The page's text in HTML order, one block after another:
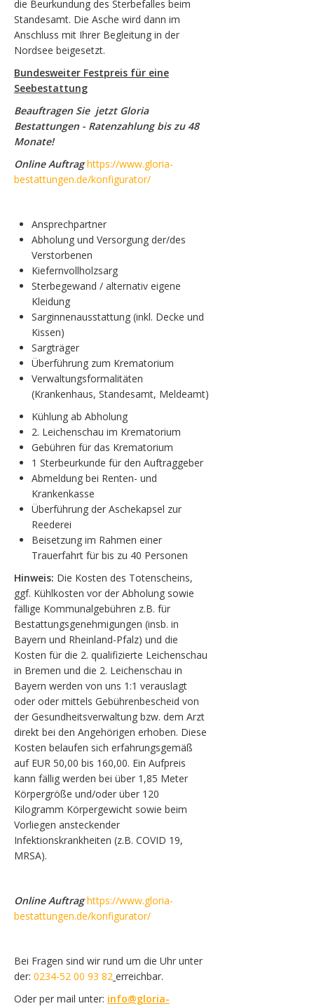
die Beurkundung des Sterbefalles beim
Standesamt. Die Asche wird dann im
Anschluss mit Ihrer Begleitung in der
Nordsee beigesetzt.
Bundesweiter Festpreis für eine
Seebestattung
Beauftragen Sie jetzt Gloria
Bestattungen - Ratenzahlung bis zu 48
Monate!
Online Auftraghttps://www.gloria-
bestattungen.de/konfigurator/
Ansprechpartner
Abholung und Versorgung der/des
Verstorbenen
Kiefernvollholzsarg
Sterbegewand / alternativ eigene
Kleidung
Sarginnenausstattung (inkl. Decke und
Kissen)
Sargträger
Überführung zum Krematorium
Verwaltungsformalitäten
(Krankenhaus, Standesamt, Meldeamt)
Kühlung ab Abholung
2. Leichenschau im Krematorium
Gebühren für das Krematorium
1 Sterbeurkunde für den Auftraggeber
Abmeldung bei Renten- und
Krankenkasse
Überführung der Aschekapsel zur
Reederei
Beisetzung im Rahmen einer
Trauerfahrt für bis zu 40 Personen
Hinweis: Die Kosten des Totenscheins,
ggf. Kühlkosten vor der Abholung sowie
fällige Kommunalgebühren z.B. für
Bestattungsgenehmigungen (insb. in
Bayern und Rheinland-Pfalz) und die
Kosten für die 2. qualifizierte Leichenschau
in Bremen und die 2. Leichenschau in
Bayern werden von uns 1:1 verauslagt
oder oder mittels Gebührenbescheid von
der Gesundheitsverwaltung bzw. dem Arzt
direkt bei den Angehörigen erhoben. Diese
Kosten belaufen sich erfahrungsgemäß
auf EUR 50,00 bis 160,00. Ein Aufpreis
kann fällig werden bei über 1,85 Meter
Körpergröße und/oder über 120
Kilogramm Körpergewicht sowie beim
Vorliegen ansteckender
Infektionskrankheiten (z.B. COVID 19,
MRSA).
Online Auftraghttps://www.gloria-
bestattungen.de/konfigurator/
Bei Fragen sind wir rund um die Uhr unter
der: 0234-52 00 93 82 erreichbar.
Oder per mail unter: info@gloria-